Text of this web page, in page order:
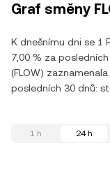
Graf směny
K dnešnímu dni se 1
7,00 % za
(FLOW)
posledních 30 dnů:
1 h 24 h